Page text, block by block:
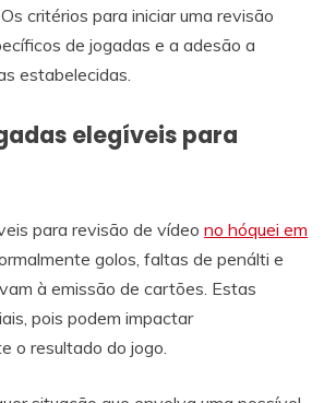
critérios para iniciar uma revisão
de jogadas e a adesão a
estabelecidas.
elegíveis para
para revisão de vídeo no hóquei em
golos, faltas de penálti e
à emissão de cartões. Estas
pois podem impactar
o resultado do jogo.